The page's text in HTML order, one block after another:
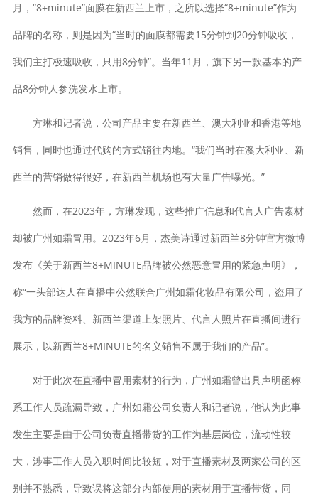
月，“8+minute”面膜在新西兰上市，之所以选择“8+minute”作为
品牌的名称，则是因为“当时的面膜都需要15分钟到20分钟吸收，
我们主打极速吸收，只用8分钟”。当年11月，旗下另一款基本的产
品8分钟人参洗发水上市。
方琳和记者说，公司产品主要在新西兰、澳大利亚和香港等地
销售，同时也通过代购的方式销往内地。“我们当时在澳大利亚、新
西兰的营销做得很好，在新西兰机场也有大量广告曝光。”
然而，在2023年，方琳发现，这些推广信息和代言人广告素材
却被广州如霜冒用。2023年6月，杰美诗通过新西兰8分钟官方微博
发布《关于新西兰8+MINUTE品牌被公然恶意冒用的紧急声明》，
称“一头部达人在直播中公然联合广州如霜化妆品有限公司，盗用了
我方的品牌资料、新西兰渠道上架照片、代言人照片在直播间进行
展示，以新西兰8+MINUTE的名义销售不属于我们的产品”。
对于此次在直播中冒用素材的行为，广州如霜曾出具声明函称
系工作人员疏漏导致，广州如霜公司负责人和记者说，他认为此事
发生主要是由于公司负责直播带货的工作为基层岗位，流动性较
大，涉事工作人员入职时间比较短，对于直播素材及两家公司的区
别并不熟悉，导致误将这部分内部使用的素材用于直播带货，同